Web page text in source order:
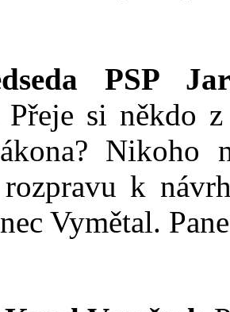
PSP
Přeje si někdo
Nikoho
k
Vymětal.